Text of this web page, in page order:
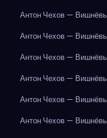
Антон Чехов —
Антон Чехов —
Антон Чехов —
Антон Чехов —
Антон Чехов —
Антон Чехов —